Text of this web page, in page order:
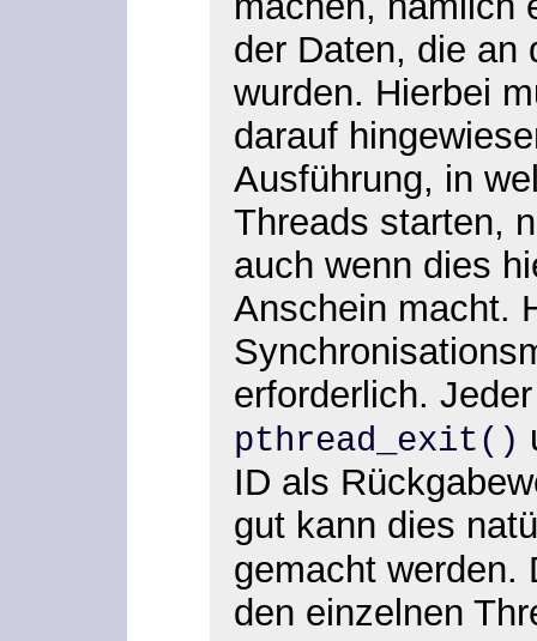
der Daten, die an
wurden. Hierbei
darauf
Ausführung, in
Threads starten,
auch wenn dies
Anschein macht.
erforderlich.
pthread_exit()
ID als
gut kann dies
gemacht werden.
den einzelnen